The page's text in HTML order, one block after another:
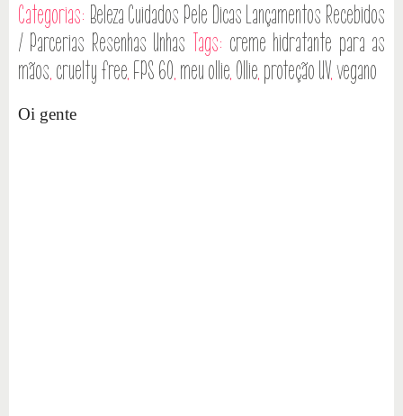
Categorias: Beleza Cuidados Pele Dicas Lançamentos Recebidos
/ Parcerias Resenhas Unhas Tags: creme hidratante para as
mãos, cruelty free, FPS 60, meu ollie, Ollie, proteção UV,vegano
Oi gente